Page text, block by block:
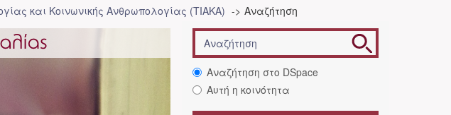
και Κοινωνικής Ανθρωπολογίας (ΤΙΑΚΑ) Αναζήτηση
Αναζήτηση στο DSpace
Αυτή η κοινότητα